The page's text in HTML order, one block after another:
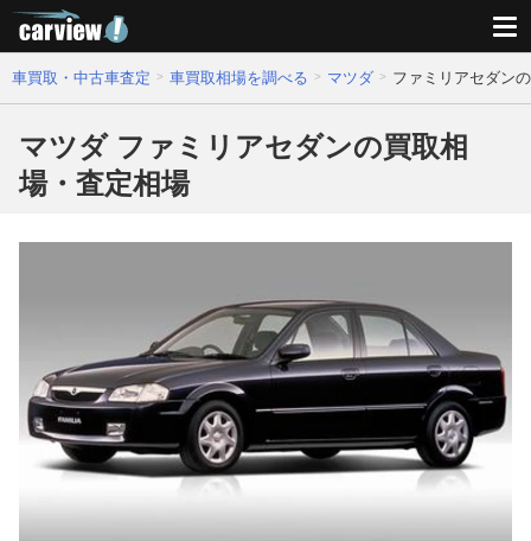
車買取・中古車査定 車買取相場を調べる マツダ ファミリアセダン
マツダ ファミリアセダンの買取相
場・査定相場